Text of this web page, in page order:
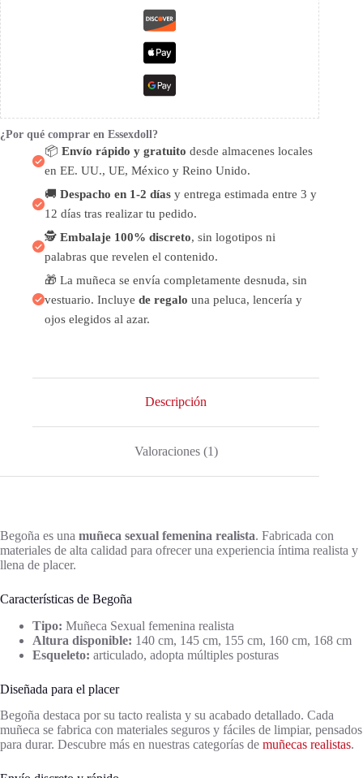
¿Por qué comprar en Essexdoll?
📦 Envío rápido y gratuito desde almacenes locales
en EE. UU., UE, México y Reino Unido.
🚚 Despacho en 1-2 días y entrega estimada entre 3 y
12 días tras realizar tu pedido.
🕵️ Embalaje 100% discreto, sin logotipos ni
palabras que revelen el contenido.
🎁 La muñeca se envía completamente desnuda, sin
vestuario. Incluye de regalo una peluca, lencería y
ojos elegidos al azar.
Descripción
Valoraciones (1)
Begoña es una muñeca sexual femenina realista. Fabricada con
materiales de alta calidad para ofrecer una experiencia íntima realista y
llena de placer.
Características de Begoña
Tipo: Muñeca Sexual femenina realista
Altura disponible: 140 cm, 145 cm, 155 cm, 160 cm, 168 cm
Esqueleto: articulado, adopta múltiples posturas
Diseñada para el placer
Begoña destaca por su tacto realista y su acabado detallado. Cada
muñeca se fabrica con materiales seguros y fáciles de limpiar, pensados
para durar. Descubre más en nuestras categorías de muñecas realistas.